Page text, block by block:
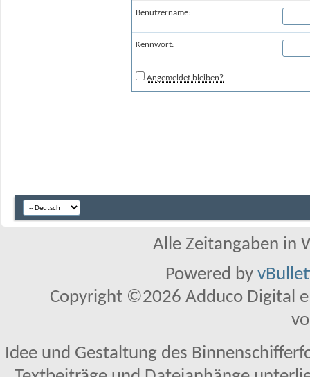
Benutzername:
Kennwort:
Angemeldet bleiben?
Alle Zeitangaben in
Powered by
Copyright ©2026 Adduco Digital
Idee und Gestaltung des